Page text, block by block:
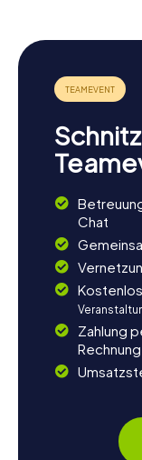
Möglichkeit, die
Die malerische
Wanderungen
zum Falken, um
ihre
den ein oder
ihr euch für
Schnitzeljagd in
Chat
Zahlung
Rechnung